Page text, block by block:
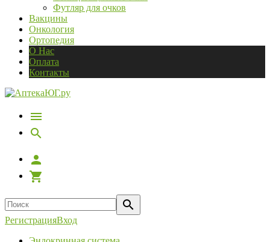
Футляр для очков
Вакцины
Онкология
Ортопедия
О Нас
Оплата
Контакты
РегистрацияВход